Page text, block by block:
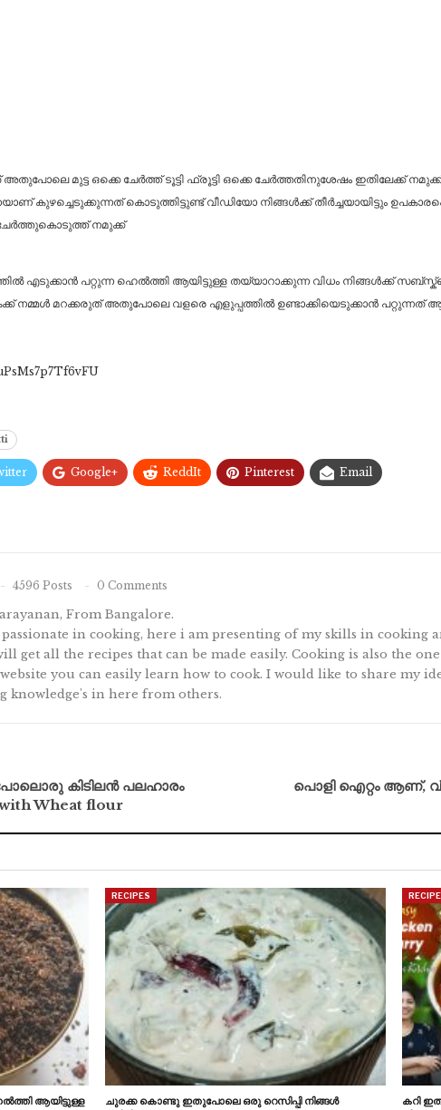
മുട്ട ഒക്കെ ചേർത്ത് ടൂട്ടി ഫ്രൂട്ടി ഒക്കെ ചേർത്തതിനുശേഷം ഇതിലേക്ക്
കുഴച്ചെടുക്കുന്നത് കൊടുത്തിട്ടുണ്ട് വീഡിയോ നിങ്ങൾക്ക് തീർച്ചയായിട്ടും
ചേർത്തുകൊടുത്ത് നമുക്ക്
എടുക്കാൻ പറ്റുന്ന ഹെൽത്തി ആയിട്ടുള്ള തയ്യാറാക്കുന്ന വിധം നിങ്ങൾക്ക്
മറക്കരുത് അതുപോലെ വളരെ എളുപ്പത്തിൽ ഉണ്ടാക്കിയെടുക്കാൻ പറ്റുന്നത്
Google+ ReddIt Pinterest Email
4596 Posts 0 Comments
From Bangalore.
in cooking, here i am presenting of my skills in cooking
get all the recipes that can be made easily. Cooking is also the
you can easily learn how to cook. I would like to share my
knowledge's in here from others.
കിടിലൻ പലഹാരം
with Wheat flour
പൊളി ഐറ്റം ആണ്,
ആയിട്ടുള്ള
RECIPES
ചുരക്ക കൊണ്ടു ഇതുപോലെ ഒരു റെസിപ്പി നിങ്ങൾ
കറി